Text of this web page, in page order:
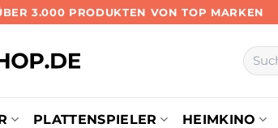
3.000 PRODUKTEN VON TOP MARKEN
Suchen
nach:
PLATTENSPIELER HEIMKINO